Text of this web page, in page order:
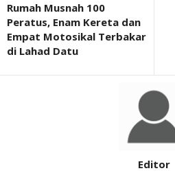
Rumah Musnah 100
Peratus, Enam Kereta dan
Empat Motosikal Terbakar
di Lahad Datu
Editor